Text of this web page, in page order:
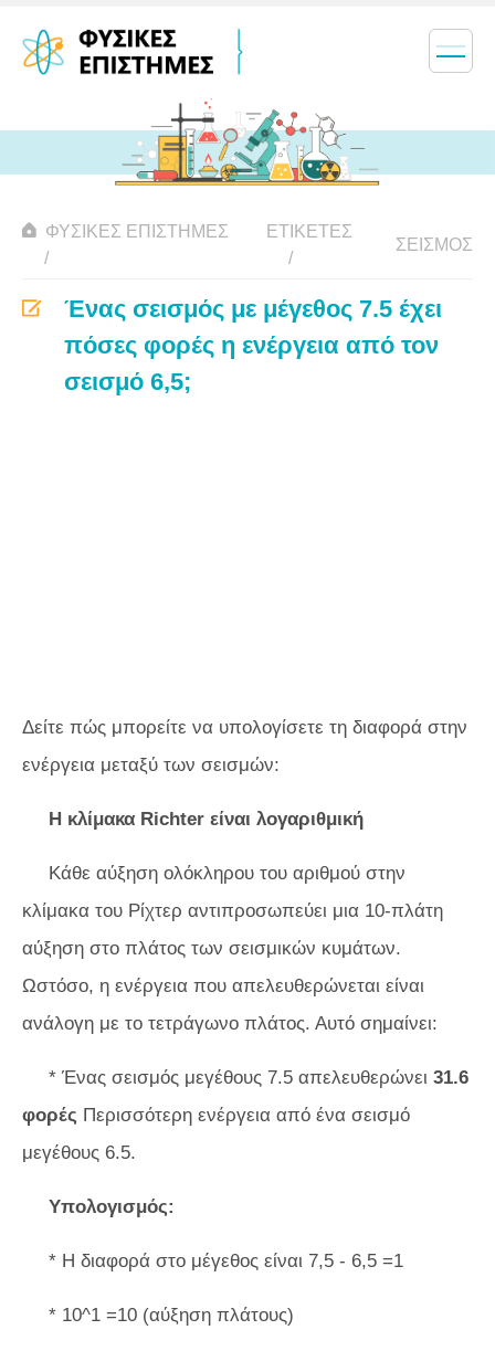
ΦΥΣΙΚΈΣ ΕΠΙΣΤΉΜΕΣ ΕΤΙΚΈΤΕΣ
ΣΕΙΣΜΌΣ
Ένας σεισμός με μέγεθος 7.5 έχει
πόσες φορές η ενέργεια από τον
σεισμό 6,5;
Δείτε πώς μπορείτε να υπολογίσετε τη διαφορά στην
ενέργεια μεταξύ των σεισμών:
Η κλίμακα Richter είναι λογαριθμική
Κάθε αύξηση ολόκληρου του αριθμού στην
κλίμακα του Ρίχτερ αντιπροσωπεύει μια 10-πλάτη
αύξηση στο πλάτος των σεισμικών κυμάτων.
Ωστόσο, η ενέργεια που απελευθερώνεται είναι
ανάλογη με το τετράγωνο πλάτος. Αυτό σημαίνει:
* Ένας σεισμός μεγέθους 7.5 απελευθερώνει 31.6
φορές Περισσότερη ενέργεια από ένα σεισμό
μεγέθους 6.5.
Υπολογισμός:
* Η διαφορά στο μέγεθος είναι 7,5 - 6,5 =1
* 10^1 =10 (αύξηση πλάτους)